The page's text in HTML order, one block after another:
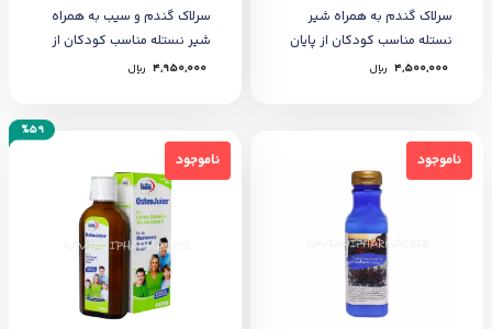
سرلاک گندم به همراه شیر
نستله مناسب کودکان از پایان
7 ماهگی ۴۰۰ گرمی4,500,000 ﷼
سرلاک گندم و سیب به همراه
شیر نستله مناسب کودکان از
پایان 7 ماهگی 400 گرمی
4,950,000 ﷼
ناموجود
ناموجود ناموجود
%59
ناموجود